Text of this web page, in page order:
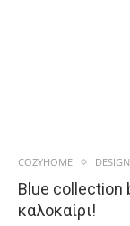
COZYHOME DESIGN
Blue collection
καλοκαίρι!